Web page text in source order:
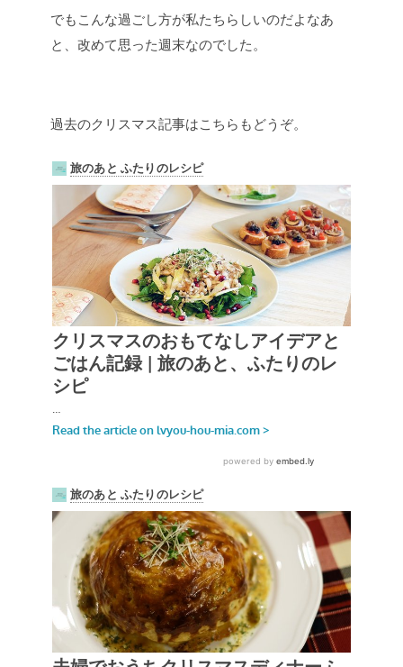
でもこんな過ごし方が私たちらしいのだよなあ
と、改めて思った週末なのでした。
過去のクリスマス記事はこちらもどうぞ。